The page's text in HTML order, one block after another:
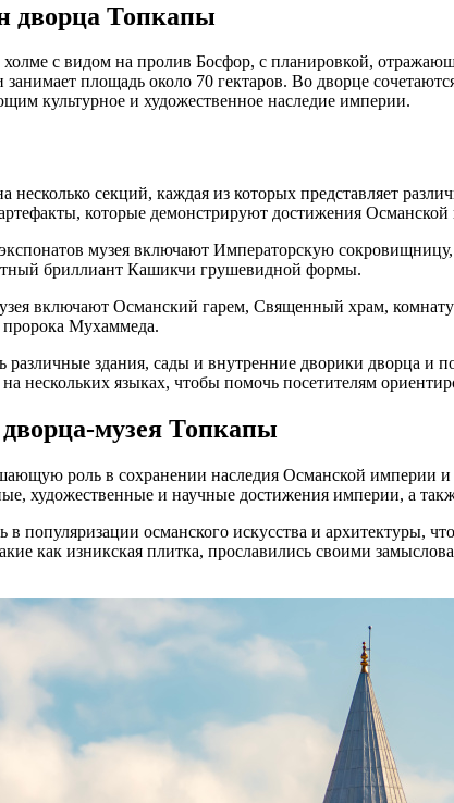
дворца Топкапы
с видом на пролив Босфор, с планировкой,
площадь около 70 гектаров. Во дворце
культурное и художественное наследие империи.
несколько секций, каждая из которых представляет
которые демонстрируют достижения
музея включают Императорскую
бриллиант Кашикчи грушевидной формы.
включают Османский гарем, Священный храм,
Мухаммеда.
различные здания, сады и внутренние дворики дворца
нескольких языках, чтобы помочь посетителям
музея Топкапы
роль в сохранении наследия Османской империи
художественные и научные достижения империи, а
популяризации османского искусства и архитектуры,
как изникская плитка, прославились своими